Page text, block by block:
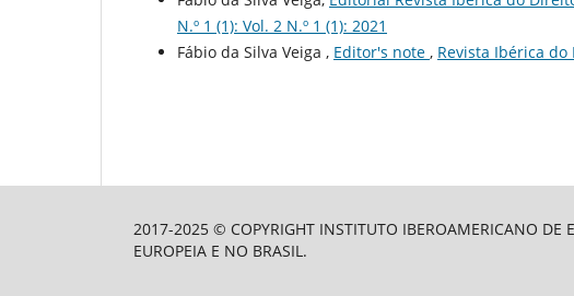
N.º 1 (1): Vol. 2 N.º 1 (1): 2021
Fábio da Silva Veiga , Editor's note , Revista Ibérica do
2017-2025 © COPYRIGHT INSTITUTO IBEROAMERICANO DE
EUROPEIA E NO BRASIL.